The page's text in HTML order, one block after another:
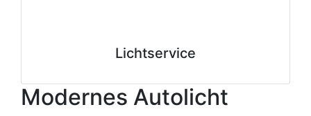
Lichtservice
Modernes Autolicht